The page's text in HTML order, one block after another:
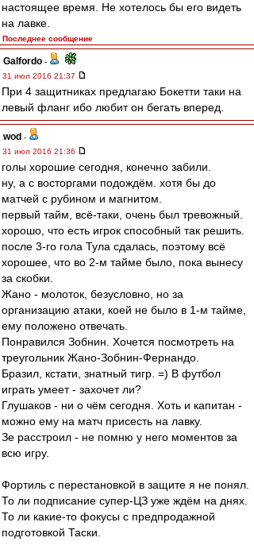
настоящее время. Не хотелось бы его видеть
на лавке.
Последнее сообщение
Galfordo -
31 июл 2016 21:37
При 4 защитниках предлагаю Бокетти таки на
левый фланг ибо любит он бегать вперед.
wod -
31 июл 2016 21:36
голы хорошие сегодня, конечно забили.
ну, а с восторгами подождём. хотя бы до
матчей с рубином и магнитом.
первый тайм, всё-таки, очень был тревожный.
хорошо, что есть игрок способный так решить.
после 3-го гола Тула сдалась, поэтому всё
хорошее, что во 2-м тайме было, пока вынесу
за скобки.
Жано - молоток, безусловно, но за
организацию атаки, коей не было в 1-м тайме,
ему положено отвечать.
Понравился Зобнин. Хочется посмотреть на
треугольник Жано-Зобнин-Фернандо.
Бразил, кстати, знатный тигр. =) В футбол
играть умеет - захочет ли?
Глушаков - ни о чём сегодня. Хоть и капитан -
можно ему на матч присесть на лавку.
Зе расстроил - не помню у него моментов за
всю игру.
Фортиль с перестановкой в защите я не понял.
То ли подписание супер-ЦЗ уже ждём на днях.
То ли какие-то фокусы с предпродажной
подготовкой Таски.